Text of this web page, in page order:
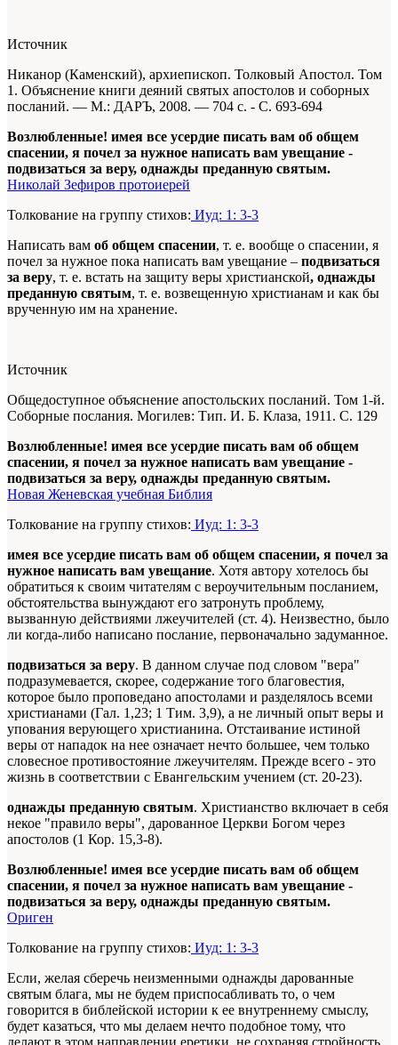
Источник
Никанор (Каменский), архиепископ. Толковый Апостол. Том
1. Объяснение книги деяний святых апостолов и соборных
посланий. — М.: ДАРЪ, 2008. — 704 с. - С. 693-694
Возлюбленные! имея все усердие писать вам об общем
спасении, я почел за нужное написать вам увещание -
подвизаться за веру, однажды преданную святым.
Николай Зефиров протоиерей
Толкование на группу стихов: Иуд: 1: 3-3
Написать вам об общем спасении, т. е. вообще о спасении, я
почел за нужное пока написать вам увещание – подвизаться
за веру, т. е. встать на защиту веры христианской, однажды
преданную святым, т. е. возвещенную христианам и как бы
врученную им на хранение.
Источник
Общедоступное объяснение апостольских посланий. Том 1-й.
Соборные послания. Могилев: Тип. И. Б. Клаза, 1911. С. 129
Возлюбленные! имея все усердие писать вам об общем
спасении, я почел за нужное написать вам увещание -
подвизаться за веру, однажды преданную святым.
Новая Женевская учебная Библия
Толкование на группу стихов: Иуд: 1: 3-3
имея все усердие писать вам об общем спасении, я почел за
нужное написать вам увещание. Хотя автору хотелось бы
обратиться к своим читателям с вероучительным посланием,
обстоятельства вынуждают его затронуть проблему,
вызванную действиями лжеучителей (ст. 4). Неизвестно, было
ли когда-либо написано послание, первоначально задуманное.
подвизаться за веру. В данном случае под словом "вера"
подразумевается, скорее, содержание того благовестия,
которое было проповедано апостолами и разделялось всеми
христианами (Гал. 1,23; 1 Тим. 3,9), а не личный опыт веры и
упования верующего христианина. Отстаивание истиной
веры от нападок на нее означает нечто большее, чем только
словесное противостояние лжеучителям. Прежде всего - это
жизнь в соответствии с Евангельским учением (ст. 20-23).
однажды преданную святым. Христианство включает в себя
некое "правило веры", дарованное Церкви Богом через
апостолов (1 Кор. 15,3-8).
Возлюбленные! имея все усердие писать вам об общем
спасении, я почел за нужное написать вам увещание -
подвизаться за веру, однажды преданную святым.
Ориген
Толкование на группу стихов: Иуд: 1: 3-3
Если, желая сберечь неизменными однажды дарованные
святым блага, мы не будем приспосабливать то, о чем
говорится в библейской истории к ее внутреннему смыслу,
будет казаться, что мы делаем нечто подобное тому, что